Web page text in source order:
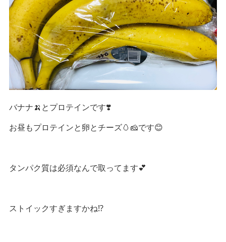
バナナ🍌とプロテインです❣️
お昼もプロテインと卵とチーズ🥚🧀です😊
タンパク質は必須なんで取ってます💕
ストイックすぎますかね⁉️